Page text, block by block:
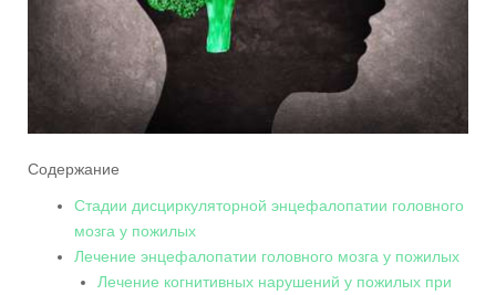
Содержание
Стадии дисциркуляторной энцефалопатии головного
мозга у пожилых
Лечение энцефалопатии головного мозга у пожилых
Лечение когнитивных нарушений у пожилых при